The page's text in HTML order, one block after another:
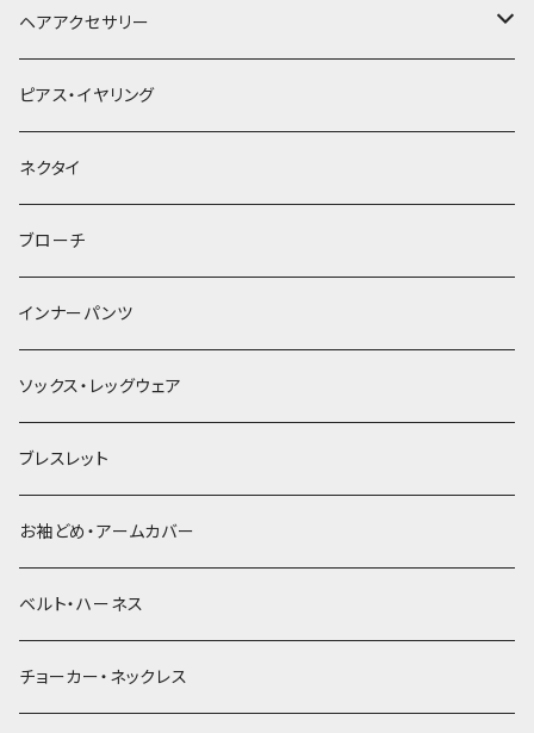
ヘアアクセサリー
ヘアクリップ
ヘッドドレス・カチューシャ
ヘアゴム
簪
ピアス・イヤリング
ネクタイ
ブローチ
インナーパンツ
ソックス・レッグウェア
ブレスレット
お袖どめ・アームカバー
ベルト・ハーネス
チョーカー・ネックレス